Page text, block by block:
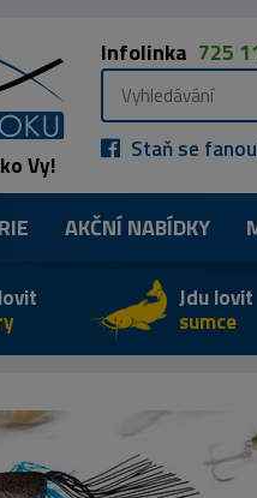
Vy!
Infolinka 725
Staň se
AKČNÍ NABÍDKY
Jdu lovit
sumce